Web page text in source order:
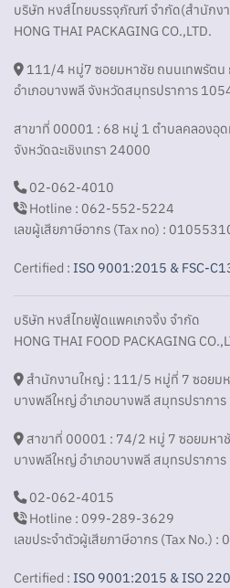
บริษัท หงส์ไทยบรรจุภัณฑ์ จำกัด(สำนักง
HONG THAI PACKAGING CO.,LTD.
111/4 หมู่7 ซอยมหาชัย ถนนเทพรัต
อำเภอบางพลี จังหวัดสมุทรปราการ
สาขาที่ 00001 : 68 หมู่ 1 ตำบลคลองอุดม
จังหวัดฉะเชิงเทรา 24000
02-062-4010
Hotline : 062-552-5224
เลขผู้เสียภาษีอากร (Tax no) :
Certified : ISO 9001:2015 & FSC-
บริษัท หงส์ไทยฟู้ดแพคเกจจิ้ง จำกัด
HONG THAI FOOD PACKAGING
สำนักงานใหญ่ : 111/5 หมู่ที่ 7 ซอยม
บางพลีใหญ่ อำเภอบางพลี สมุทรปรากา
สาขาที่ 00001 : 74/2 หมู่ 7 ซอยมหา
บางพลีใหญ่ อำเภอบางพลี สมุทรปรากา
02-062-4015
Hotline : 099-289-3629
เลขประจำตัวผู้เสียภาษีอากร (Tax No.)
Certified : ISO 9001:2015 & ISO